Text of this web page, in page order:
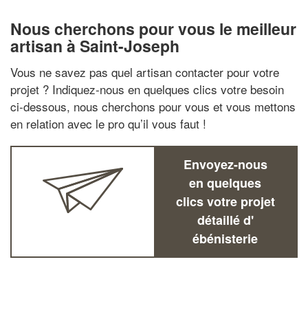
Nous cherchons pour vous le meilleur
artisan à Saint-Joseph
Vous ne savez pas quel artisan contacter pour votre
projet ? Indiquez-nous en quelques clics votre besoin
ci-dessous, nous cherchons pour vous et vous mettons
en relation avec le pro qu’il vous faut !
Envoyez-nous
en quelques
clics votre projet
détaillé d'
ébénisterie